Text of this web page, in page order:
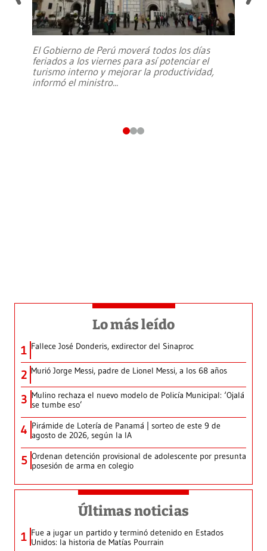
El Gobierno de Perú moverá todos los días
feriados a los viernes para así potenciar el
turismo interno y mejorar la productividad,
informó el ministro...
Lo más leído
1 Fallece José Donderis, exdirector del Sinaproc
2 Murió Jorge Messi, padre de Lionel Messi, a los 68 años
3 Mulino rechaza el nuevo modelo de Policía Municipal: ‘Ojalá
se tumbe eso’
4 Pirámide de Lotería de Panamá | sorteo de este 9 de
agosto de 2026, según la IA
5 Ordenan detención provisional de adolescente por presunta
posesión de arma en colegio
Últimas noticias
1 Fue a jugar un partido y terminó detenido en Estados
Unidos: la historia de Matías Pourrain